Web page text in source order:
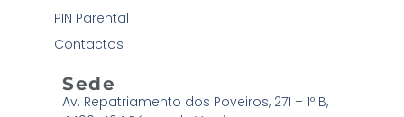
PIN Parental
Contactos
Sede
Av. Repatriamento dos Poveiros, 271 – 1º B,